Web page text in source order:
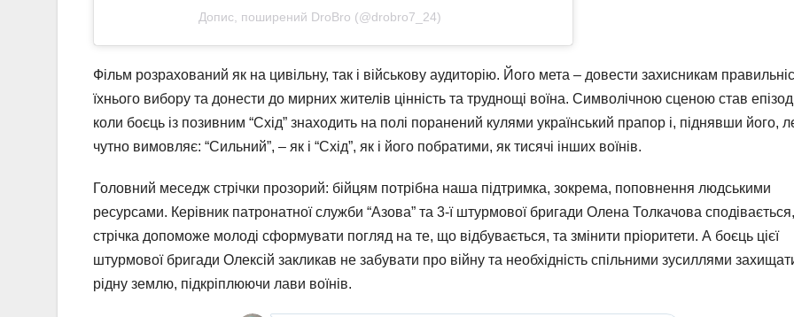
Допис, поширений DroBro (@drobro7_24)
Фільм розрахований як на цивільну, так і військову аудиторію. Його мета – довести захисникам
їхнього вибору та донести до мирних жителів цінність та труднощі воїна. Символічною сценою став
коли боєць із позивним “Схід” знаходить на полі поранений кулями український прапор і, піднявши його,
чутно вимовляє: “Сильний”, – як і “Схід”, як і його побратими, як тисячі інших воїнів.
Головний меседж стрічки прозорий: бійцям потрібна наша підтримка, зокрема, поповнення людськими
ресурсами. Керівник патронатної служби “Азова” та 3-ї штурмової бригади Олена Толкачова
стрічка допоможе молоді сформувати погляд на те, що відбувається, та змінити пріоритети. А боєць цієї
штурмової бригади Олексій закликав не забувати про війну та необхідність спільними зусиллями
рідну землю, підкріплюючи лави воїнів.